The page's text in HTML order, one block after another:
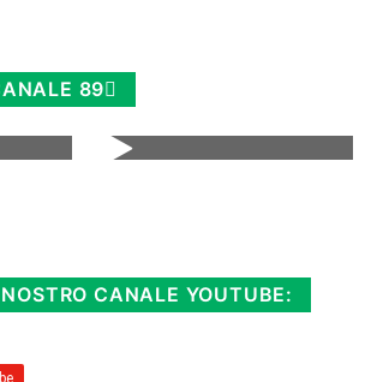
89
CANALE YOUTUBE: